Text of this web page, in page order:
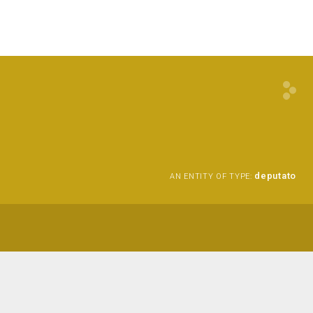
AN ENTITY OF TYPE: deputato